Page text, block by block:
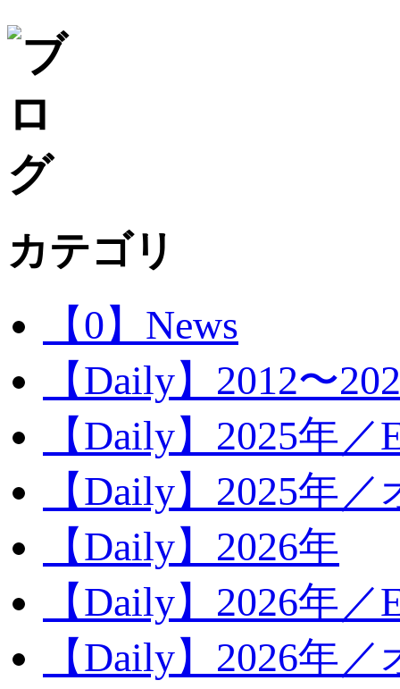
カテゴリ
【0】News
【Daily】2012〜
【Daily】2025年／
【Daily】2025年
【Daily】2026年
【Daily】2026年／
【Daily】2026年